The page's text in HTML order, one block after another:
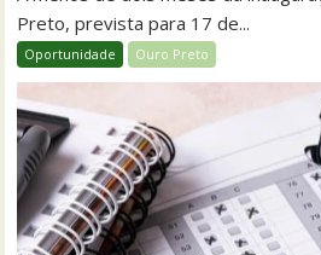
Preto, prevista para 17 de...
Oportunidade Ouro Preto